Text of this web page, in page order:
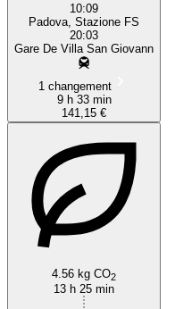
10:09
Padova, Stazione FS
20:03
Gare De Villa San Giovann
1 changement
9 h 33 min
141,15 €
4.56 kg CO2
13 h 25 min